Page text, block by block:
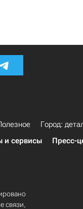
Город:
и сервисы Пресс-
связи,